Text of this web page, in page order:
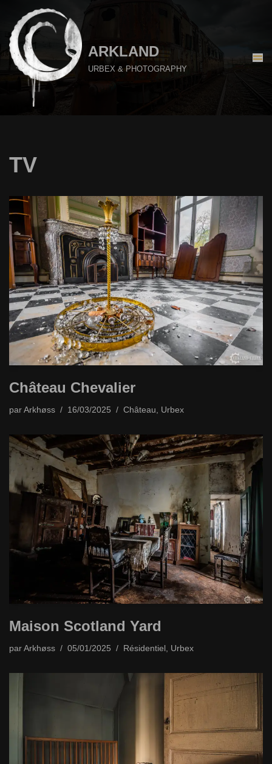
Aller
au
contenu
ARKLAND
URBEX & PHOTOGRAPHY
TV
Château Chevalier
par Arkhøss 16/03/2025 Château, Urbex
Maison Scotland Yard
par Arkhøss 05/01/2025 Résidentiel Urbex